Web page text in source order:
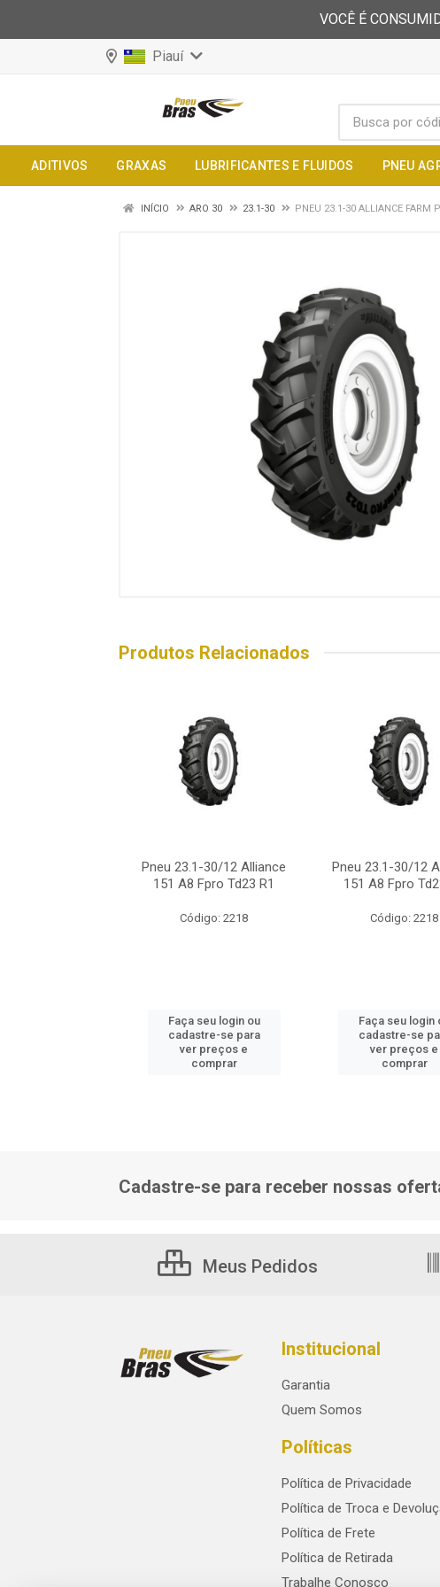
VOCÊ É
Piauí
ADITIVOS GRAXAS LUBRIFICANTES E FLUIDOS PNEU
INÍCIO ARO 30 23.1-30 PNEU 23.1-30 ALLIANCE FARM
Produtos Relacionados
Pneu 23.1-30/12 Alliance
151 A8 Fpro Td23 R1
Código: 2218
Faça seu login ou
cadastre-se para
ver preços e
comprar
Pneu 23.1-30/12
151 A8 Fpro
Código: 2218
Faça seu login
cadastre-se
ver preços e
comprar
Cadastre-se para receber nossas
Meus Pedidos
Institucional
Garantia
Quem Somos
Políticas
Política de Privacidade
Política de Troca e
Política de Frete
Política de Retirada
Trabalhe Conosco